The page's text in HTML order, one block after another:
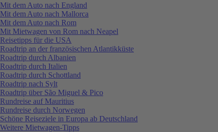
Mit dem Auto nach England
Mit dem Auto nach Mallorca
Mit dem Auto nach Rom
Mit Mietwagen von Rom nach Neapel
Reisetipps für die USA
Roadtrip an der französischen Atlantikküste
Roadtrip durch Albanien
Roadtrip durch Italien
Roadtrip durch Schottland
Roadtrip nach Sylt
Roadtrip über São Miguel & Pico
Rundreise auf Mauritius
Rundreise durch Norwegen
Schöne Reiseziele in Europa ab Deutschland
Weitere Mietwagen-Tipps